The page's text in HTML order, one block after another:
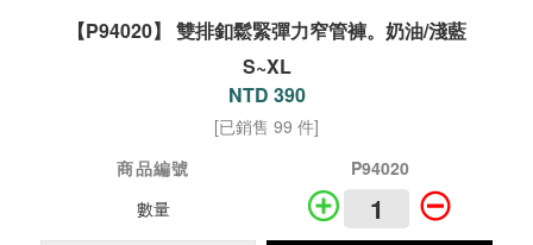
【P94020】 雙排釦鬆緊彈力窄管褲。奶油/淺藍
S~XL
NTD 390
[已銷售 99 件]
商品編號
P94020
數量